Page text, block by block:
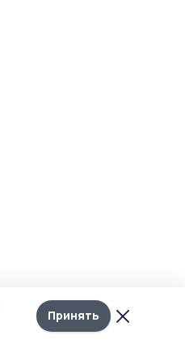
Лента
новостей
Принять